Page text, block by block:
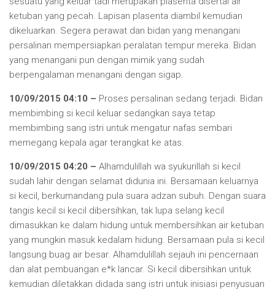
ketuban yang pecah. Lapisan plasenta diambil kemudian
dikeluarkan. Segera perawat dan bidan yang menangani
persalinan mempersiapkan peralatan tempur mereka. Bidan
yang menangani pun dengan mimik yang sudah
berpengalaman menangani dengan sigap.
10/09/2015 04:10 – Proses persalinan sedang terjadi. Bidan
membimbing si kecil keluar sedangkan saya tetap
membimbing sang istri untuk mengatur nafas sembari
memegang kepala agar terangkat ke atas.
10/09/2015 04:20 – Alhamdulillah wa syukurillah si kecil
sudah lahir dengan selamat didunia ini. Bersamaan keluarnya
si kecil, berkumandang pula suara adzan subuh. Dengan suara
tangis kecil si kecil dibersihkan, tak lupa selang kecil
dimasukkan ke dalam hidung untuk membersihkan air ketuban
yang mungkin masuk kedalam hidung. Bersamaan pula si kecil
langsung buag air besar. Alhamdulillah sejauh ini pencernaan
dan alat pembuangan e*k lancar. Si kecil dibersihkan untuk
kemudian diletakkan didada sang istri untuk inisiasi penyusuan